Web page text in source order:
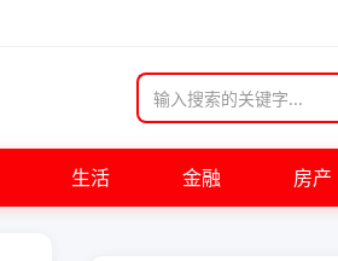
生活 金融 房产